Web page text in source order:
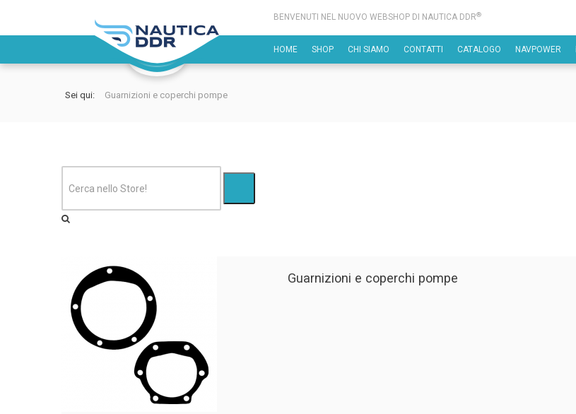
BENVENUTI NEL NUOVO WEBSHOP DI NAUTICA DDR®
HOME SHOP CHI SIAMO CONTATTI CATALOGO NAVPOWER
Sei qui: Guarnizioni e coperchi pompe
Guarnizioni e coperchi pompe